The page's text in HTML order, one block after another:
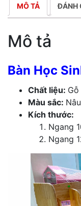
MÔ TẢ ĐÁNH
Mô tả
Bàn Học
Chất liệu:
Màu sắc:
Kích thước:
Ngang
Ngang